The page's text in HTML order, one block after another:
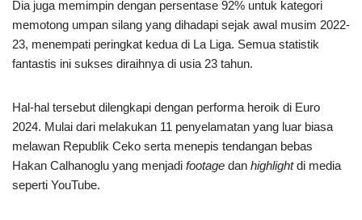
Dia juga memimpin dengan persentase 92% untuk kategori
memotong umpan silang yang dihadapi sejak awal musim 2022-
23, menempati peringkat kedua di La Liga. Semua statistik
fantastis ini sukses diraihnya di usia 23 tahun.
Hal-hal tersebut dilengkapi dengan performa heroik di Euro
2024. Mulai dari melakukan 11 penyelamatan yang luar biasa
melawan Republik Ceko serta menepis tendangan bebas
Hakan Calhanoglu yang menjadi footage dan highlightdi media
seperti YouTube.